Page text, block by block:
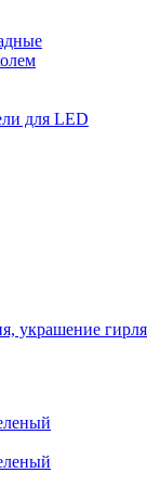
для LED
украшение